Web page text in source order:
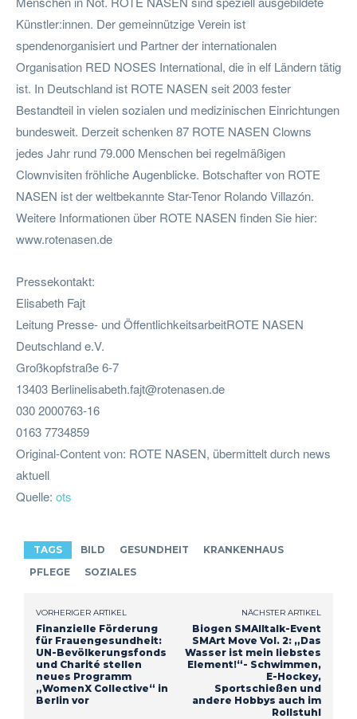
Künstler:innen. Der gemeinnützige Verein ist
spendenorganisiert und Partner der internationalen
Organisation RED NOSES International, die in elf Ländern tätig
ist. In Deutschland ist ROTE NASEN seit 2003 fester
Bestandteil in vielen sozialen und medizinischen Einrichtungen
bundesweit. Derzeit schenken 87 ROTE NASEN Clowns
jedes Jahr rund 79.000 Menschen bei regelmäßigen
Clownvisiten fröhliche Augenblicke. Botschafter von ROTE
NASEN ist der weltbekannte Star-Tenor Rolando Villazón.
Weitere Informationen über ROTE NASEN finden Sie hier:
www.rotenasen.de
Pressekontakt:
Elisabeth Fajt
Leitung Presse- und ÖffentlichkeitsarbeitROTE NASEN
Deutschland e.V.
Großkopfstraße 6-7
13403 Berlinelisabeth.fajt@rotenasen.de
030 2000763-16
0163 7734859
Original-Content von: ROTE NASEN, übermittelt durch news
aktuell
Quelle: ots
TAGS BILD GESUNDHEIT
KRANKENHAUS
PFLEGE
SOZIALES
VORHERIGER ARTIKEL
Finanzielle Förderung
für Frauengesundheit:
UN-Bevölkerungsfonds
und Charité stellen
neues Programm
„WomenX Collective“ in
Berlin vor
NÄCHSTER ARTIKEL
Biogen SMAlltalk-Event
SMArt Move Vol. 2: „Das
Wasser ist mein liebstes
Element!“- Schwimmen,
E-Hockey,
Sportschießen und
andere Hobbys auch im
Rollstuhl